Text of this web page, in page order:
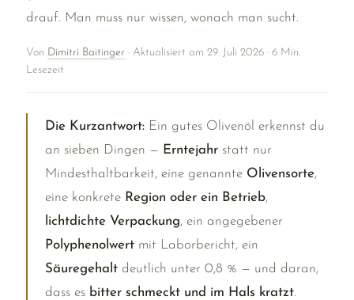
drauf. Man muss nur wissen, wonach man sucht.
Von Dimitri Baitinger · Aktualisiert am 29. Juli 2026 · 6 Min.
Lesezeit
Die Kurzantwort: Ein gutes Olivenöl erkennst du
an sieben Dingen — Erntejahr statt nur
Mindesthaltbarkeit, eine genannte Olivensorte,
eine konkrete Region oder ein Betrieb,
lichtdichte Verpackung, ein angegebener
Polyphenolwert mit Laborbericht, ein
Säuregehalt deutlich unter 0,8 % — und daran,
dass es bitter schmeckt und im Hals kratzt.